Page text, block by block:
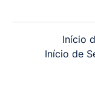
Início
Início de